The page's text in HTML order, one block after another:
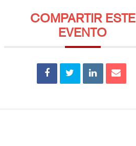
COMPARTIR ESTE
EVENTO